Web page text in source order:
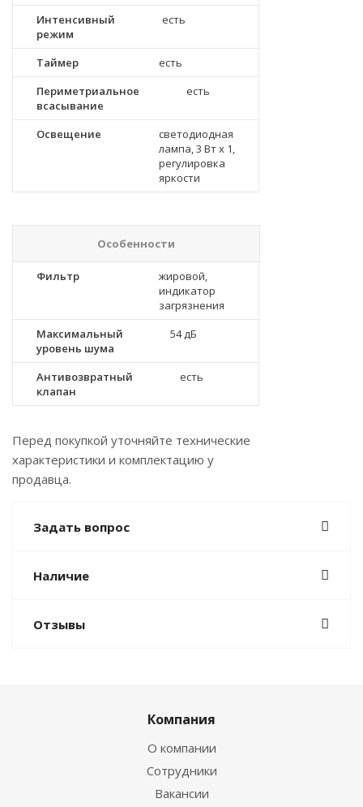
Интенсивный
режим
есть
Таймер
есть
Периметриальное
всасывание
есть
Освещение
светодиодная
лампа, 3 Вт х 1,
регулировка
яркости
Особенности
Фильтр
жировой,
индикатор
загрязнения
Максимальный
уровень шума
54 дБ
Антивозвратный
клапан
есть
Перед покупкой уточняйте технические
характеристики и комплектацию у
продавца.
Задать вопрос
Наличие
Отзывы
Компания
О компании
Сотрудники
Вакансии